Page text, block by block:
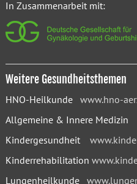
In Zusammenarbeit mit:
Weitere Gesundheitsthemen
HNO-Heilkunde www.hno-
Allgemeine & Innere Medizin
Kindergesundheit
Kinderrehabilitation
Lungenheilkunde